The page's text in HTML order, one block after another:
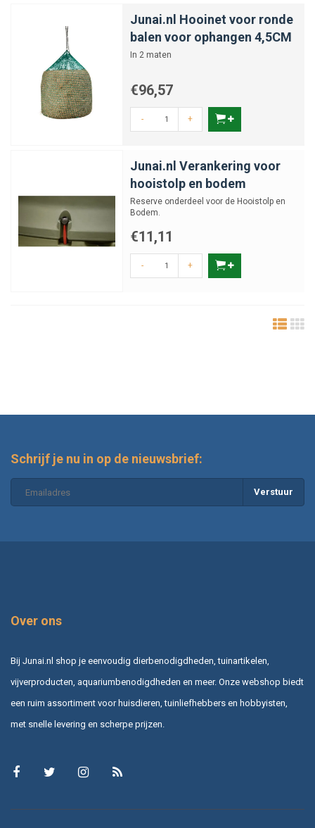
Junai.nl Hooinet voor ronde
balen voor ophangen 4,5CM
In 2 maten
€96,57
- +
Junai.nl Verankering voor
hooistolp en bodem
Reserve onderdeel voor de Hooistolp en
Bodem.
€11,11
- +
Schrijf je nu in op de nieuwsbrief:
Verstuur
Over ons
Bij Junai.nl shop je eenvoudig dierbenodigdheden, tuinartikelen,
vijverproducten, aquariumbenodigdheden en meer. Onze webshop biedt
een ruim assortiment voor huisdieren, tuinliefhebbers en hobbyisten,
met snelle levering en scherpe prijzen.